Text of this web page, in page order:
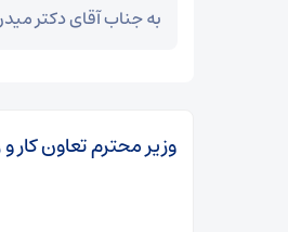
به جناب آقای دکتر
وزیر محترم تعاون کار